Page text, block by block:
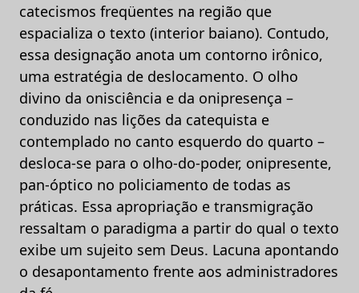
catecismos freqüentes na região que
espacializa o texto (interior baiano). Contudo,
essa designação anota um contorno irônico,
uma estratégia de deslocamento. O olho
divino da onisciência e da onipresença –
conduzido nas lições da catequista e
contemplado no canto esquerdo do quarto –
desloca-se para o olho-do-poder, onipresente,
pan-óptico no policiamento de todas as
práticas. Essa apropriação e transmigração
ressaltam o paradigma a partir do qual o texto
exibe um sujeito sem Deus. Lacuna apontando
o desapontamento frente aos administradores